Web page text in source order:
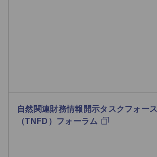
自然関連財務情報開示タスクフォース
（TNFD）フォーラム